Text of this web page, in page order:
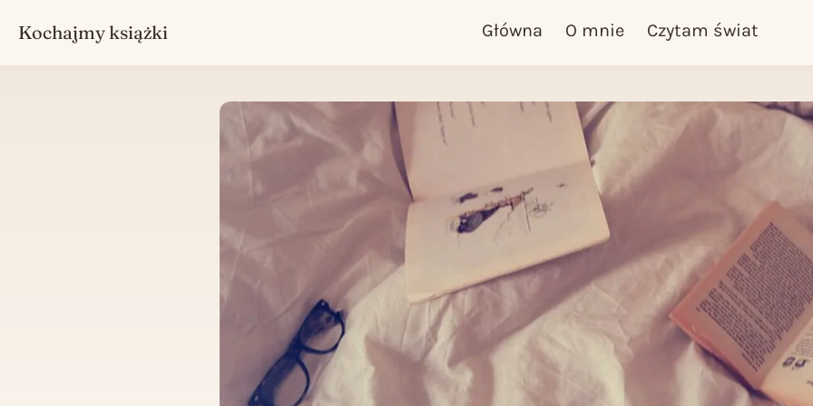
Kochajmy książki Główna O mnie
Czytam świat